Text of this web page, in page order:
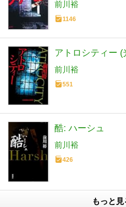
前川裕
1146
アトロシティー
前川裕
551
酷: ハーシュ
前川裕
426
もっと見